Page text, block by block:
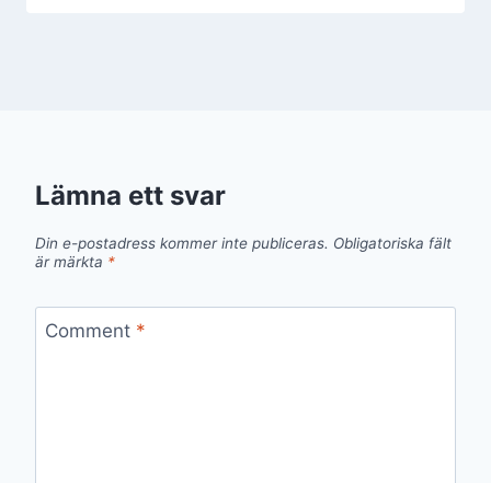
Lämna ett svar
Din e-postadress kommer inte publiceras. Obligatoriska fält
är märkta *
Comment *